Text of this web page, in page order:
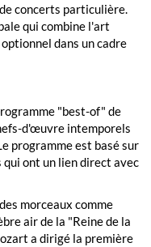
concerts particulière.
qui combine l'art
dans un cadre
"best-of" de
d'œuvre intemporels
programme est basé sur
ont un lien direct avec
morceaux comme
air de la "Reine de la
a dirigé la première